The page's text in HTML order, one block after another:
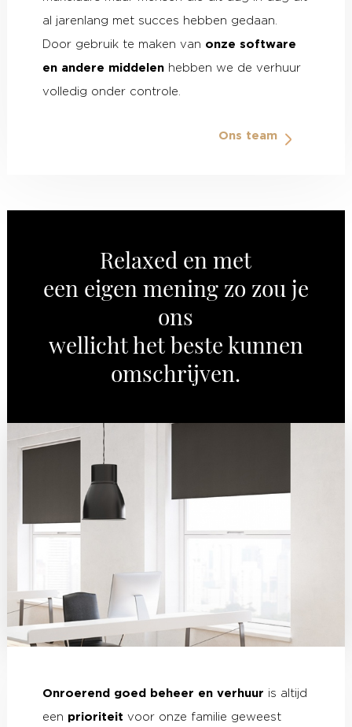
al jarenlang met succes hebben gedaan.
Door gebruik te maken van onze software
en andere middelenhebben we de verhuur
volledig onder controle.
Ons team
Relaxed en met
een eigen mening zo zou je
ons
wellicht het beste kunnen
omschrijven.
Onroerend goed beheer en verhuur is altijd
een prioriteit voor onze familie geweest